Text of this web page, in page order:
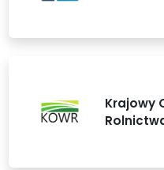
Krajowy